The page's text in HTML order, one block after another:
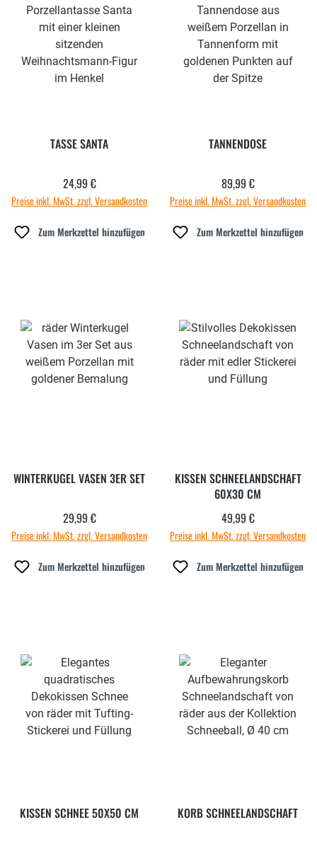
TASSE SANTA
Regulärer Preis:
24,99 €
Preise inkl. MwSt. zzgl. Versandkosten
Zum Merkzettel hinzufügen
TANNENDOSE
Regulärer Preis:
89,99 €
Preise inkl. MwSt. zzgl. Versandkosten
Zum Merkzettel hinzufügen
WINTERKUGEL VASEN 3ER SET
Regulärer Preis:
29,99 €
Preise inkl. MwSt. zzgl. Versandkosten
Zum Merkzettel hinzufügen
KISSEN SCHNEELANDSCHAFT
60X30 CM
Regulärer Preis:
49,99 €
Preise inkl. MwSt. zzgl. Versandkosten
Zum Merkzettel hinzufügen
KISSEN SCHNEE 50X50 CM KORB SCHNEELANDSCHAFT